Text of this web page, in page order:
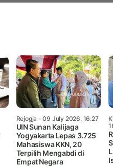
Rejogja - 09 July 2026, 16:27
UIN Sunan Kalijaga
Yogyakarta Lepas 3.725
Mahasiswa KKN, 20
Terpilih Mengabdi di
Empat Negara